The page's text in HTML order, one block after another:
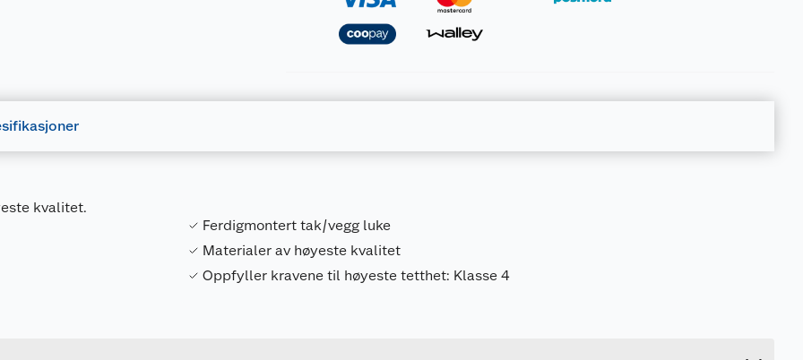
kvalitet.
Ferdigmontert tak/vegg luke
Materialer av høyeste kvalitet
Oppfyller kravene til høyeste tetthet: Klasse 4